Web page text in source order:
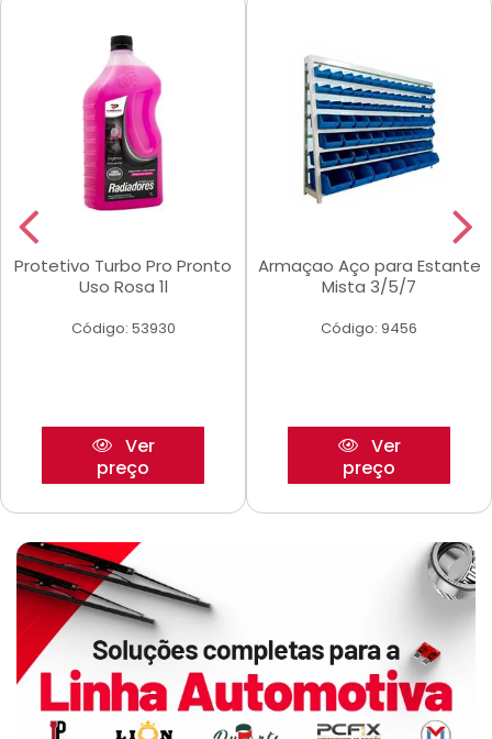
Protetivo Turbo Pro Pronto
Uso Rosa 1l
Código: 53930
Ver
preço
Armaçao Aço para Estante
Mista 3/5/7
Código: 9456
Ver
preço